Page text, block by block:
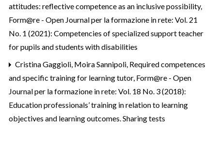
attitudes: reflective competence as an inclusive possibility,
Form@re - Open Journal per la formazione in rete: Vol. 21
No. 1 (2021): Competencies of specialized support teacher
for pupils and students with disabilities
Cristina Gaggioli, Moira Sannipoli, Required competences
and specific training for learning tutor, Form@re - Open
Journal per la formazione in rete: Vol. 18 No. 3 (2018):
Education professionals’ training in relation to learning
objectives and learning outcomes. Sharing tests